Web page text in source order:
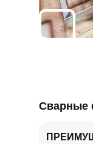
Сварные